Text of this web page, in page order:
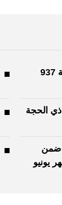
«إسلامية دبي» ترفع جاهزية 937
الحجة
ضمن
يونيو